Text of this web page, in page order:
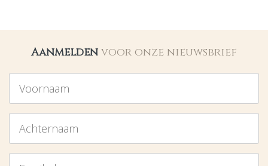
Aanmelden voor onze nieuwsbrief
Voornaam
Achternaam
Emailadres